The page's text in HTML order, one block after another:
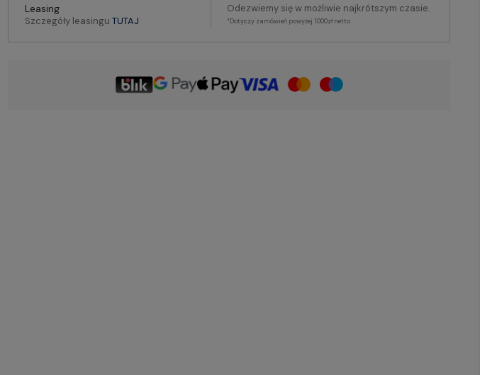
Leasing
Szczegóły leasinguTUTAJ
Odezwiemy się w możliwie najkrótszym czasie.
*Dotyczy zamówień powyżej 1000zł netto